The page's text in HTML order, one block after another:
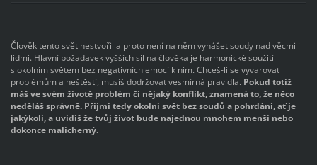
Člověk tento svět nestvořil a proto není na něm vynášet soudy nad věcmi i
lidmi. Hlavní požadavek vyšších sil na člověka je harmonické soužití
s okolním světem bez negativních emocí k nim. Chceš-li se vyvarovat
problémům a neštěstí, musíš dodržovat vesmírná pravidla. Pokud totiž
máš ve svém životě problém či nějaký konflikt, znamená to, že něco
neděláš správně. Přijmi tedy okolní svět bez soudů a pohrdání, ať je
jakýkoli, a uvidíš že tvůj život bude najednou mnohem menší nebo
dokonce malicherný.